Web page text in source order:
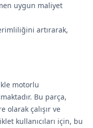
uygun maliyet
artırarak,
motorlu
Bu parça,
olarak çalışır ve
kullanıcıları için, bu